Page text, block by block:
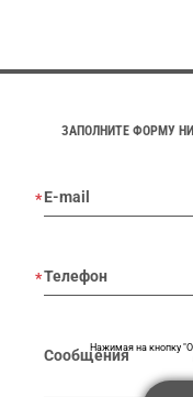
ЗАПОЛНИТЕ ФОРМУ
E-mail
Телефон
СообщенияНажимая на кнопку